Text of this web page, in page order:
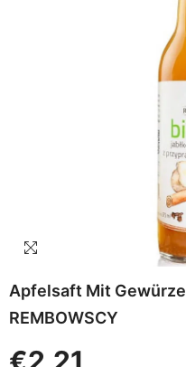
Apfelsaft Mit
REMBOWSCY
€2,21